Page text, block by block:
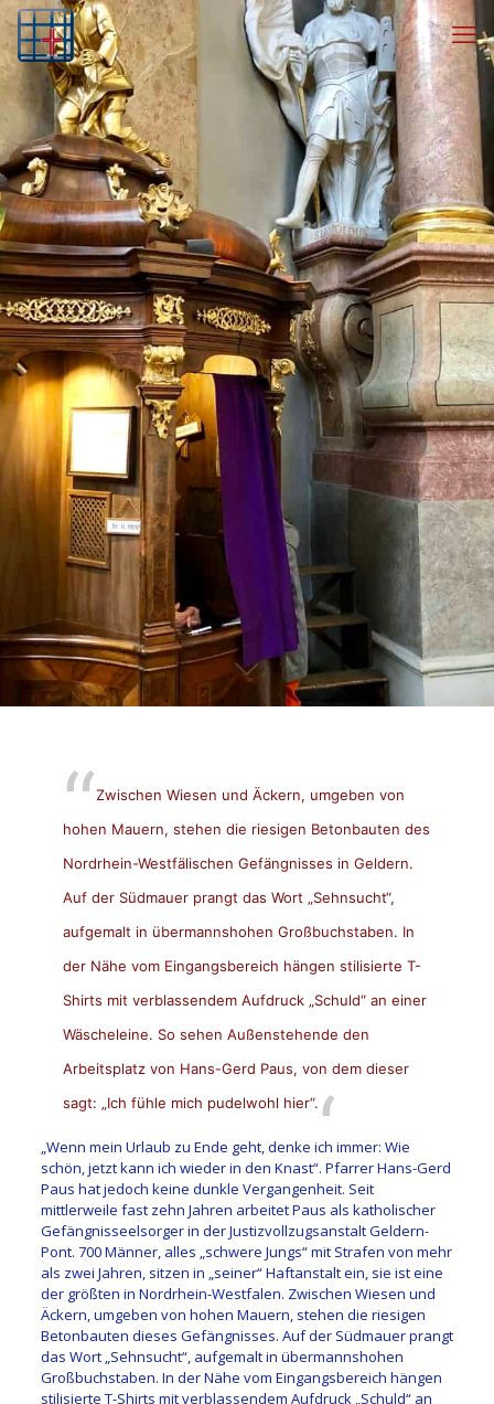
Zwischen Wiesen und Äckern, umgeben von
hohen Mauern, stehen die riesigen Betonbauten des
Nordrhein-Westfälischen Gefängnisses in Geldern.
Auf der Südmauer prangt das Wort „Sehnsucht“,
aufgemalt in übermannshohen Großbuchstaben. In
der Nähe vom Eingangsbereich hängen stilisierte T-
Shirts mit verblassendem Aufdruck „Schuld“ an einer
Wäscheleine. So sehen Außenstehende den
Arbeitsplatz von Hans-Gerd Paus, von dem dieser
sagt: „Ich fühle mich pudelwohl hier“.
„Wenn mein Urlaub zu Ende geht, denke ich immer: Wie
schön, jetzt kann ich wieder in den Knast“. Pfarrer Hans-Gerd
Paus hat jedoch keine dunkle Vergangenheit. Seit
mittlerweile fast zehn Jahren arbeitet Paus als katholischer
Gefängnisseelsorger in der Justizvollzugsanstalt Geldern-
Pont. 700 Männer, alles „schwere Jungs“ mit Strafen von mehr
als zwei Jahren, sitzen in „seiner“ Haftanstalt ein, sie ist eine
der größten in Nordrhein-Westfalen. Zwischen Wiesen und
Äckern, umgeben von hohen Mauern, stehen die riesigen
Betonbauten dieses Gefängnisses. Auf der Südmauer prangt
das Wort „Sehnsucht“, aufgemalt in übermannshohen
Großbuchstaben. In der Nähe vom Eingangsbereich hängen
stilisierte T-Shirts mit verblassendem Aufdruck „Schuld“ an